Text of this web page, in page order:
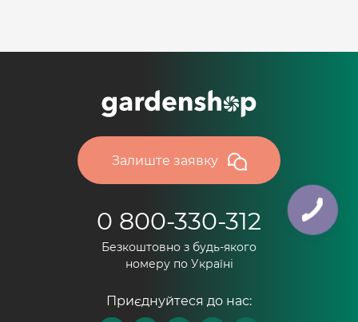
Залиште заявку
0 800-330-312
Безкоштовно з будь-якого
номеру по Україні
Приєднуйтеся до нас: